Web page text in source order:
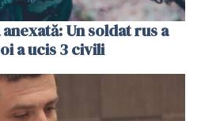
Un soldat rus a
a ucis 3 civili